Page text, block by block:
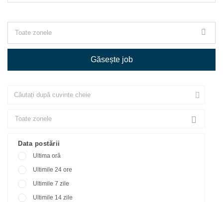
Data postării
Ultima oră
Ultimile 24 ore
Ultimile 7 zile
Ultimile 14 zile